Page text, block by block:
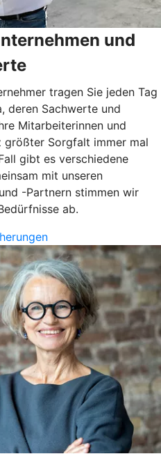
und
tragen Sie jeden Tag
deren Sachwerte und
Mitarbeiterinnen und
Sorgfalt immer mal
gibt es verschiedene
mit unseren
-Partnern stimmen wir
ab.